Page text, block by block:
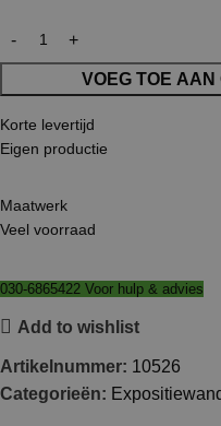
VOEG TOE
Korte levertijd
Eigen productie
Maatwerk
Veel voorraad
030-6865422 Voor hulp & advies
Add to wishlist
Artikelnummer: 10526
Categorieën: